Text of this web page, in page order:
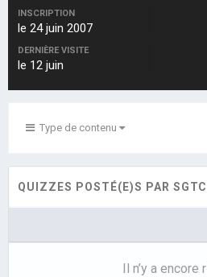
INSCRIPTION
le 24 juin 2007
DERNIÈRE VISITE
le 12 juin
Type de contenu
QUIZZES POSTÉ(E)S PAR
Il n’y a encore